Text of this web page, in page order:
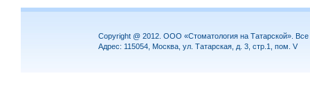
Copyright @ 2012. ООО «Стоматология на Татарской».
Адрес: 115054, Москва, ул. Татарская, д. 3, стр.1, пом. V